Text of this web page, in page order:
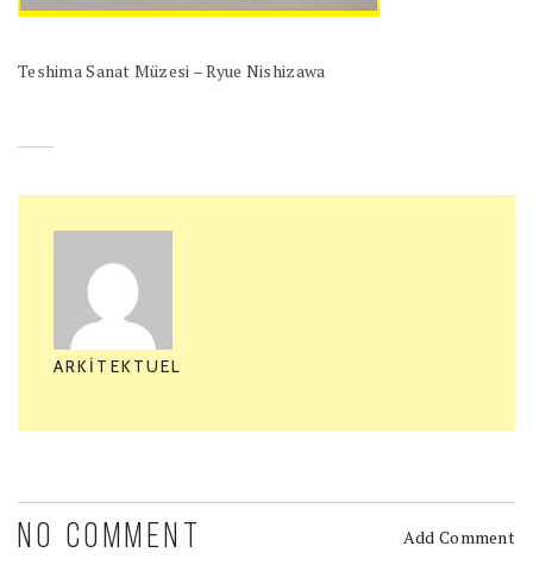
Teshima Sanat Müzesi – Ryue Nishizawa
ARKITEKTUEL
NO COMMENT Add Comment